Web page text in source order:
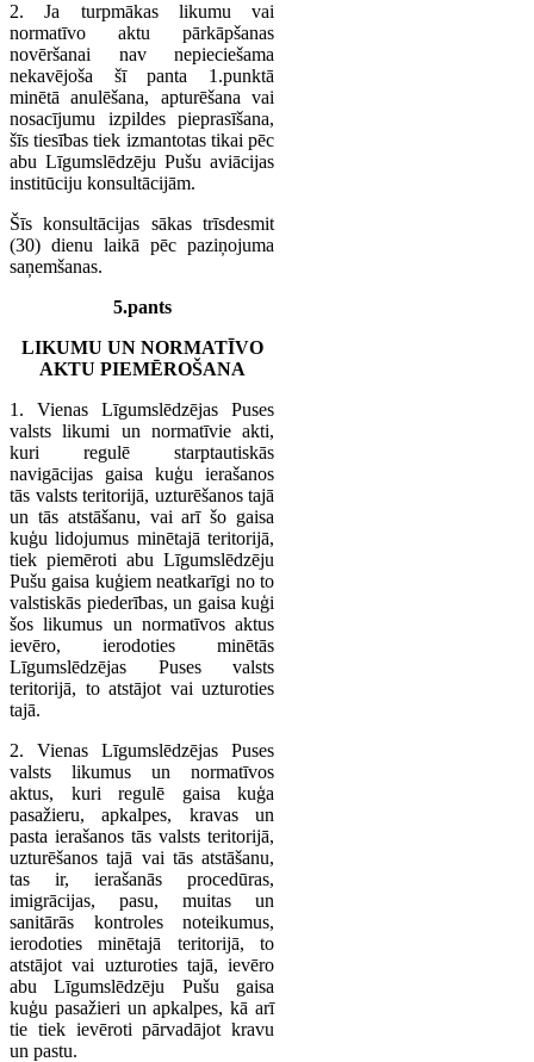
2. Ja turpmākas likumu vai
normatīvo aktu pārkāpšanas
novēršanai nav nepieciešama
nekavējoša šī panta 1.punktā
minētā anulēšana, apturēšana vai
nosacījumu izpildes pieprasīšana,
šīs tiesības tiek izmantotas tikai pēc
abu Līgumslēdzēju Pušu aviācijas
institūciju konsultācijām.
Šīs konsultācijas sākas trīsdesmit
(30) dienu laikā pēc paziņojuma
saņemšanas.
5.pants
LIKUMU UN NORMATĪVO
AKTU PIEMĒROŠANA
1. Vienas Līgumslēdzējas Puses
valsts likumi un normatīvie akti,
kuri regulē starptautiskās
navigācijas gaisa kuģu ierašanos
tās valsts teritorijā, uzturēšanos tajā
un tās atstāšanu, vai arī šo gaisa
kuģu lidojumus minētajā teritorijā,
tiek piemēroti abu Līgumslēdzēju
Pušu gaisa kuģiem neatkarīgi no to
valstiskās piederības, un gaisa kuģi
šos likumus un normatīvos aktus
ievēro, ierodoties minētās
Līgumslēdzējas Puses valsts
teritorijā, to atstājot vai uzturoties
tajā.
2. Vienas Līgumslēdzējas Puses
valsts likumus un normatīvos
aktus, kuri regulē gaisa kuģa
pasažieru, apkalpes, kravas un
pasta ierašanos tās valsts teritorijā,
uzturēšanos tajā vai tās atstāšanu,
tas ir, ierašanās procedūras,
imigrācijas, pasu, muitas un
sanitārās kontroles noteikumus,
ierodoties minētajā teritorijā, to
atstājot vai uzturoties tajā, ievēro
abu Līgumslēdzēju Pušu gaisa
kuģu pasažieri un apkalpes, kā arī
tie tiek ievēroti pārvadājot kravu
un pastu.